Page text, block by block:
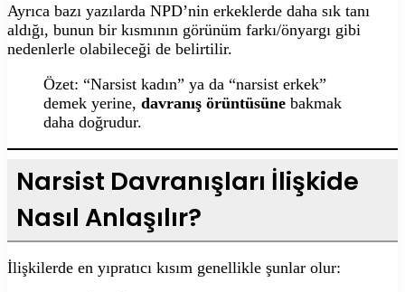
Ayrıca bazı yazılarda NPD’nin erkeklerde daha sık tanı
aldığı, bunun bir kısmının görünüm farkı/önyargı gibi
nedenlerle olabileceği de belirtilir.
Özet: “Narsist kadın” ya da “narsist erkek”
demek yerine, davranış örüntüsüne bakmak
daha doğrudur.
Narsist Davranışları İlişkide
Nasıl Anlaşılır?
İlişkilerde en yıpratıcı kısım genellikle şunlar olur: